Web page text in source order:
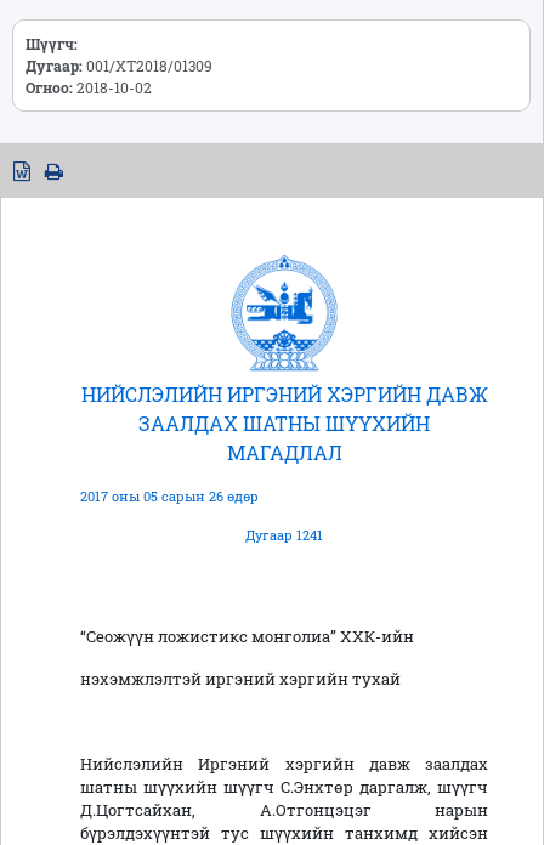
Шүүгч:
Дугаар:001/ХТ2018/01309
Огноо:2018-10-02
НИЙСЛЭЛИЙН ИРГЭНИЙ ХЭРГИЙН ДАВЖ
ЗААЛДАХ ШАТНЫ ШҮҮХИЙН
МАГАДЛАЛ
2017 оны 05 сарын 26 өдөр
Дугаар 1241
“Сеожүүн ложистикс монголиа” ХХК-ийн
нэхэмжлэлтэй иргэний хэргийн тухай
Нийслэлийн Иргэний хэргийн давж заалдах
шатны шүүхийн шүүгч С.Энхтөр даргалж, шүүгч
Д.Цогтсайхан, А.Отгонцэцэг нарын
бүрэлдэхүүнтэй тус шүүхийн танхимд хийсэн